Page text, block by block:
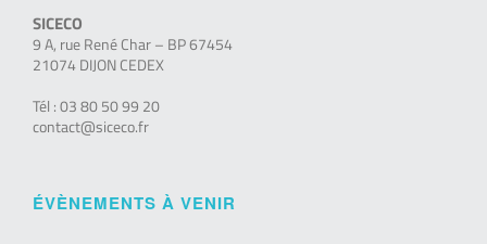
SICECO
9 A, rue René Char – BP 67454
21074 DIJON CEDEX
Tél : 03 80 50 99 20
contact@siceco.fr
ÉVÈNEMENTS À VENIR